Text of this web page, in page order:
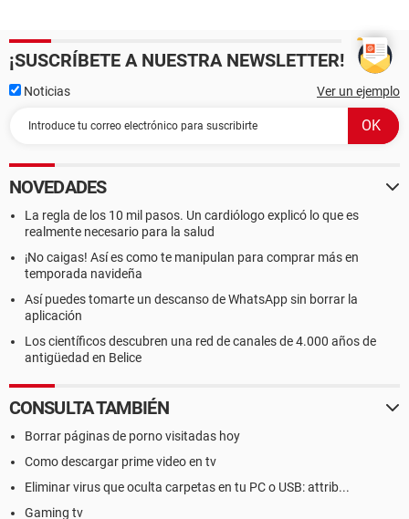
¡SUSCRÍBETE A NUESTRA NEWSLETTER!
Noticias Ver un ejemplo
NOVEDADES
La regla de los 10 mil pasos. Un cardiólogo explicó lo que es
realmente necesario para la salud
¡No caigas! Así es como te manipulan para comprar más en
temporada navideña
Así puedes tomarte un descanso de WhatsApp sin borrar la
aplicación
Los científicos descubren una red de canales de 4.000 años de
antigüedad en Belice
CONSULTA TAMBIÉN
Borrar páginas de porno visitadas hoy
Como descargar prime video en tv
Eliminar virus que oculta carpetas en tu PC o USB: attrib...
Gaming tv